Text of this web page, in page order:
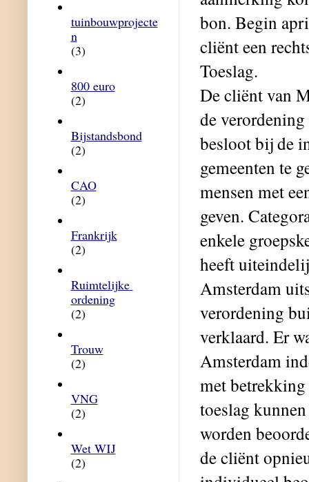
bon. Begin
cliënt een
Toeslag.
De cliënt van
de
besloot bij de
gemeenten te
mensen met
geven.
enkele
heeft
Amsterdam
verordening
verklaard. Er
Amsterdam
met betrekking
toeslag
worden
de cliënt
tuinbouwprojecte
n
(3)
800 euro
(2)
Bijstandsbond
(2)
CAO
(2)
Frankrijk
(2)
Ruimtelijke
ordening
(2)
Trouw
(2)
VNG
(2)
Wet WIJ
(2)